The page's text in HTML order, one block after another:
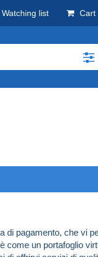
Watching list Cart
di pagamento, che vi
un portafoglio